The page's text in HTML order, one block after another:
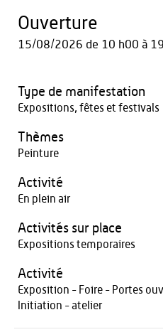
Ouverture
15/08/2026 de 10 h00 à
Type de manifestation
Expositions, fêtes et festivals
Thèmes
Peinture
Activité
En plein air
Activités sur place
Expositions temporaires
Activité
Exposition - Foire - Portes
Initiation - atelier